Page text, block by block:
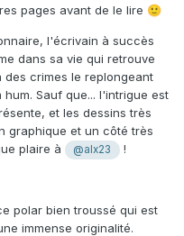
pages avant de le lire 🙂
l'écrivain à succès
dans sa vie qui retrouve
des crimes le replongeant
Sauf que... l'intrigue est
et les dessins très
graphique et un côté très
plaire à
@alx23 !
polar bien troussé qui est
immense originalité.